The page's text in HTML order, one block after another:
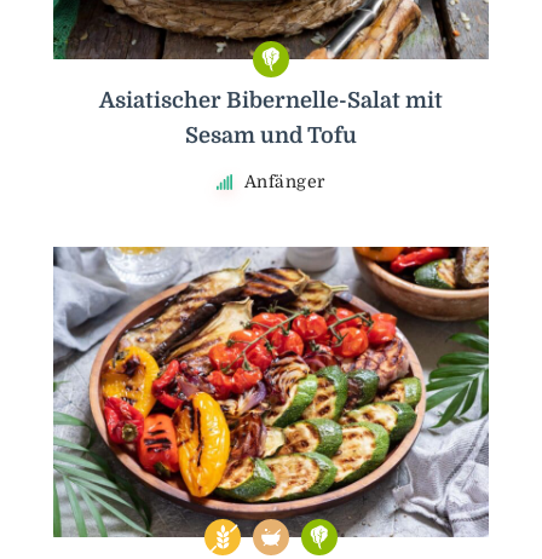
Asiatischer Bibernelle-Salat mit
Sesam und Tofu
Anfänger